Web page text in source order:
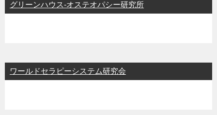
グリーンハウス-オステオパシー研究所
ワールドセラピーシステム研究会